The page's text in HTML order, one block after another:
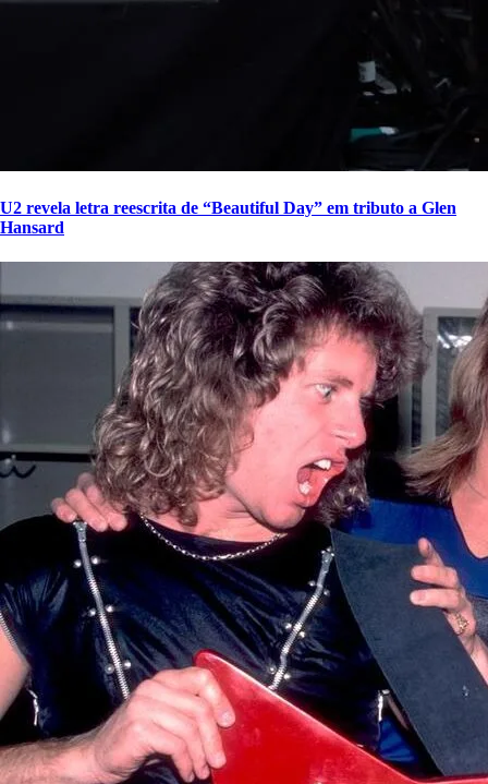
U2 revela letra reescrita de “Beautiful Day” em tributo a Glen
Hansard